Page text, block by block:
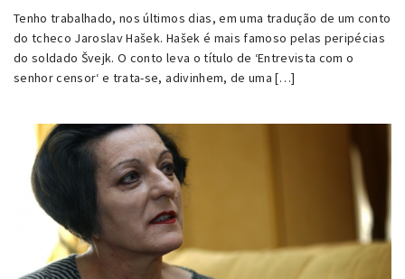
Tenho trabalhado, nos últimos dias, em uma tradução de um conto
do tcheco Jaroslav Hašek. Hašek é mais famoso pelas peripécias
do soldado Švejk. O conto leva o título de ‘Entrevista com o
senhor censor‘ e trata-se, adivinhem, de uma […]